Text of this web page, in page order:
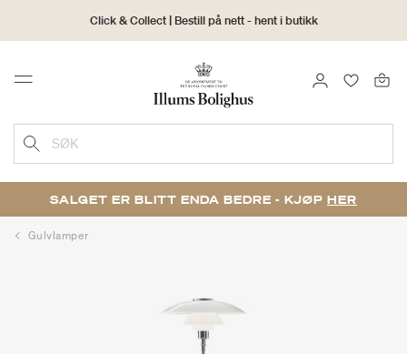
Click & Collect | Bestill på nett - hent i butikk
30 dagers returrett
Menu LOGG INN
SØK
SALGET ER BLITT ENDA BEDRE - KJØP HER
Gulvlamper